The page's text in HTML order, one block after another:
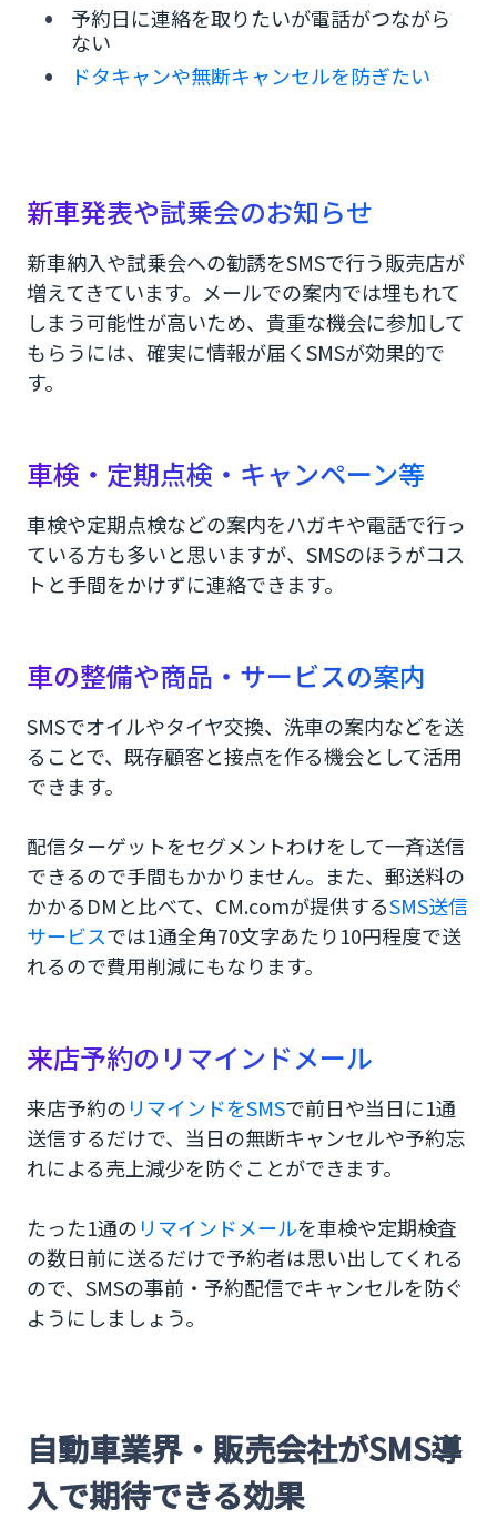
電話に要してた手間やコストが大幅削減
SMSでの連絡は顧客にとっても嬉しい
CM.comのLP作成ツールなら簡単で早くプロ並み
のLPが作れる
自動車業界での顧客フォローや車検案内にSMSを
予約日に連絡を取りたいが電話がつながら
ない
ドタキャンや無断キャンセルを防ぎたい
新車発表や試乗会のお知らせ
新車納入や試乗会への勧誘をSMSで行う販売店が
増えてきています。メールでの案内では埋もれて
しまう可能性が高いため、貴重な機会に参加して
もらうには、確実に情報が届くSMSが効果的で
す。
車検・定期点検・キャンペーン等
車検や定期点検などの案内をハガキや電話で行っ
ている方も多いと思いますが、SMSのほうがコス
トと手間をかけずに連絡できます。
車の整備や商品・サービスの案内
SMSでオイルやタイヤ交換、洗車の案内などを送
ることで、既存顧客と接点を作る機会として活用
できます。
配信ターゲットをセグメントわけをして一斉送信
できるので手間もかかりません。また、郵送料の
かかるDMと比べて、CM.comが提供するSMS送信
サービスでは1通全角70文字あたり10円程度で送
れるので費用削減にもなります。
来店予約のリマインドメール
来店予約のリマインドをSMSで前日や当日に1通
送信するだけで、当日の無断キャンセルや予約忘
れによる売上減少を防ぐことができます。
たった1通のリマインドメールを車検や定期検査
の数日前に送るだけで予約者は思い出してくれる
ので、SMSの事前・予約配信でキャンセルを防ぐ
ようにしましょう。
自動車業界・販売会社がSMS導
入で期待できる効果